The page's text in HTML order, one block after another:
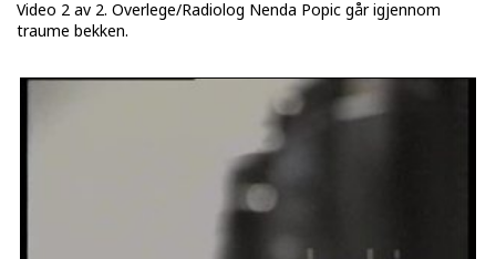
Video 2 av 2. Overlege/Radiolog Nenda Popic går igjennom
traume bekken.